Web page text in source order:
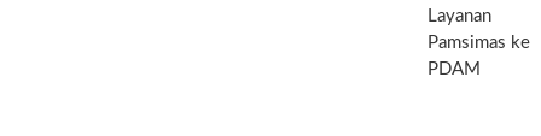
Layanan
Pamsimas ke
PDAM